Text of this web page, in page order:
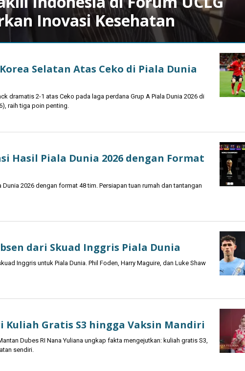
Inovasi Kesehatan
Selatan Atas Ceko di Piala Dunia
dramatis 2-1 atas Ceko pada laga perdana Grup A Piala Dunia 2026 di
raih tiga poin penting.
Hasil Piala Dunia 2026 dengan Format
2026 dengan format 48 tim. Persiapan tuan rumah dan tantangan
dari Skuad Inggris Piala Dunia
Inggris untuk Piala Dunia. Phil Foden, Harry Maguire, dan Luke Shaw
Kuliah Gratis S3 hingga Vaksin Mandiri
Dubes RI Nana Yuliana ungkap fakta mengejutkan: kuliah gratis S3,
sendiri.